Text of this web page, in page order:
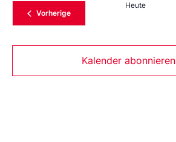
VorherigeVeranstaltungen
Heute
Kalender abonnieren